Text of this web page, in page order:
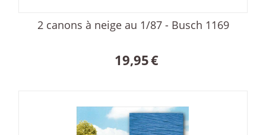
2 canons à neige au 1/87 - Busch 1169
19,95€